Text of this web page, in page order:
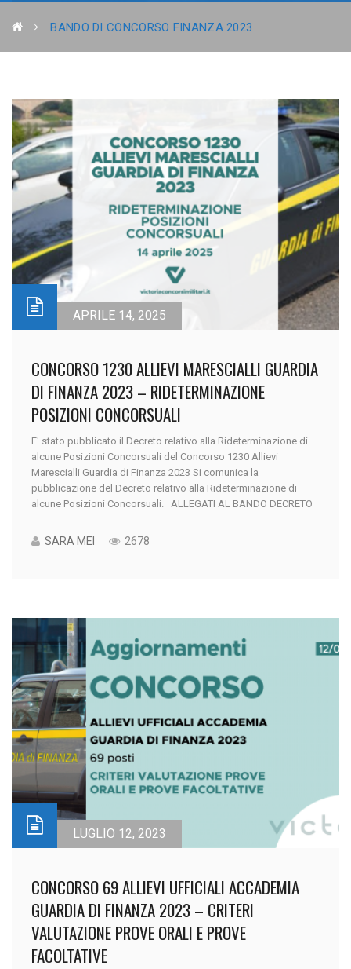
BANDO DI CONCORSO FINANZA 2023
APRILE 14, 2025
CONCORSO 1230 ALLIEVI MARESCIALLI GUARDIA
DI FINANZA 2023 – RIDETERMINAZIONE
POSIZIONI CONCORSUALI
E' stato pubblicato il Decreto relativo alla Rideterminazione di
alcune Posizioni Concorsuali del Concorso 1230 Allievi
Marescialli Guardia di Finanza 2023 Si comunica la
pubblicazione del Decreto relativo alla Rideterminazione di
alcune Posizioni Concorsuali. ALLEGATI AL BANDO DECRETO
SARA MEI 2678
LUGLIO 12, 2023
CONCORSO 69 ALLIEVI UFFICIALI ACCADEMIA
GUARDIA DI FINANZA 2023 – CRITERI
VALUTAZIONE PROVE ORALI E PROVE
FACOLTATIVE